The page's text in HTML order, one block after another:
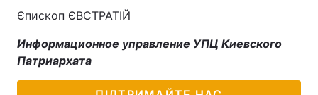
Єпископ ЄВСТРАТІЙ
Информационное управление УПЦ Киевского
Патриархата